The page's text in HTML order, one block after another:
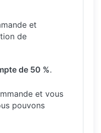
et
de
de 50 %.
et vous
pouvons